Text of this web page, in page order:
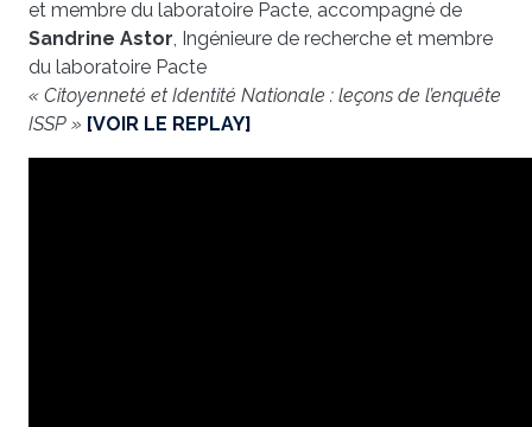
et membre du laboratoire Pacte, accompagné de
Sandrine Astor, Ingénieure de recherche et membre
du laboratoire Pacte
« Citoyenneté et Identité Nationale : leçons de l’enquête
ISSP » [VOIR LE REPLAY]